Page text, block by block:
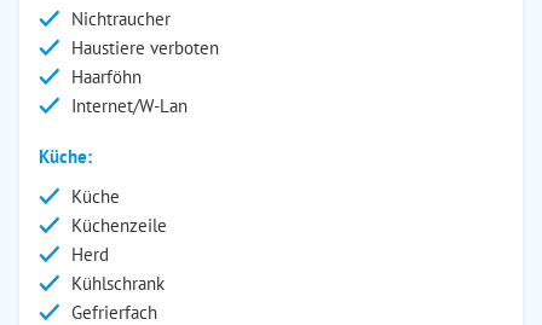
Nichtraucher
Haustiere verboten
Haarföhn
Internet/W-Lan
Küche:
Küche
Küchenzeile
Herd
Kühlschrank
Gefrierfach